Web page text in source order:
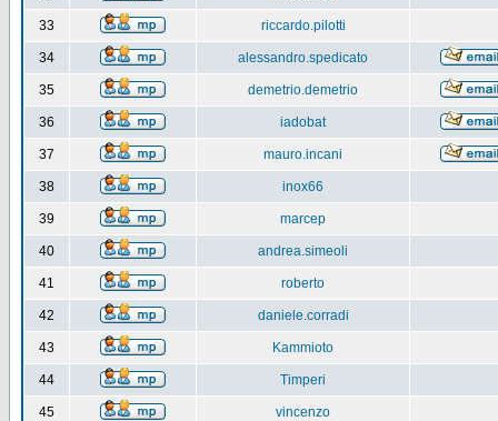
33 riccardo.pilotti
34 alessandro.spedicato
35 demetrio.demetrio
36 iadobat
37 mauro.incani
38 inox66
39 marcep
40 andrea.simeoli
41 roberto
42 daniele.corradi
43 Kammioto
44 Timperi
45 vincenzo